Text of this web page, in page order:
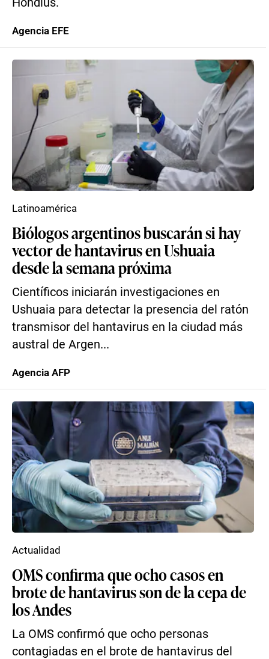
Agencia EFE
Biólogos argentinos buscarán si hay
vector de hantavirus en Ushuaia
desde la semana próxima
Científicos iniciarán investigaciones en
Ushuaia para detectar la presencia del ratón
transmisor del hantavirus en la ciudad más
austral de Argen...
Latinoamérica
Agencia AFP
OMS confirma que ocho casos en
brote de hantavirus son de la cepa de
los Andes
La OMS confirmó que ocho personas
contagiadas en el brote de hantavirus del
Actualidad